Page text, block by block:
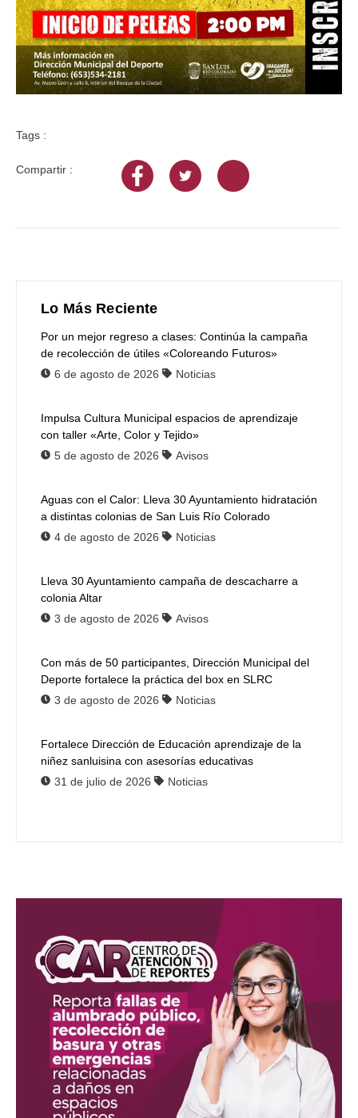
Tags :
Compartir :
Lo Más Reciente
Por un mejor regreso a clases: Continúa la campaña
de recolección de útiles «Coloreando Futuros»
6 de agosto de 2026
Noticias
Impulsa Cultura Municipal espacios de aprendizaje
con taller «Arte, Color y Tejido»
5 de agosto de 2026
Avisos
Aguas con el Calor: Lleva 30 Ayuntamiento hidratación
a distintas colonias de San Luis Río Colorado
4 de agosto de 2026
Noticias
Lleva 30 Ayuntamiento campaña de descacharre a
colonia Altar
3 de agosto de 2026
Avisos
Con más de 50 participantes, Dirección Municipal del
Deporte fortalece la práctica del box en SLRC
3 de agosto de 2026
Noticias
Fortalece Dirección de Educación aprendizaje de la
niñez sanluisina con asesorías educativas
31 de julio de 2026
Noticias